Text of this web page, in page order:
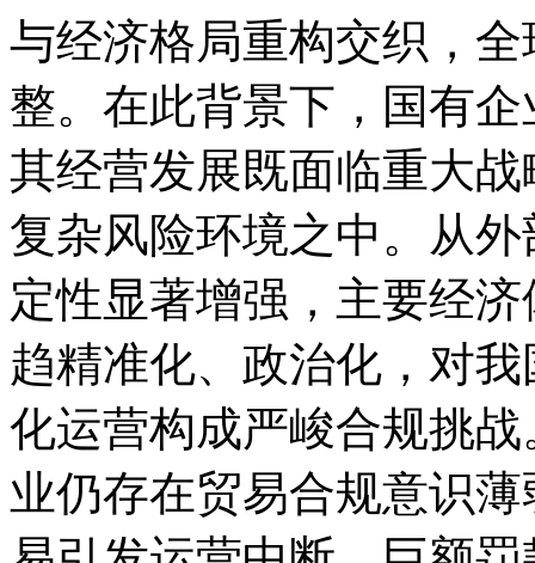
与经济格局重构交织，
整。在此背景下，国有
其经营发展既面临重大
复杂风险环境之中。从
定性显著增强，主要经
趋精准化、政治化，对
化运营构成严峻合规挑
业仍存在贸易合规意识